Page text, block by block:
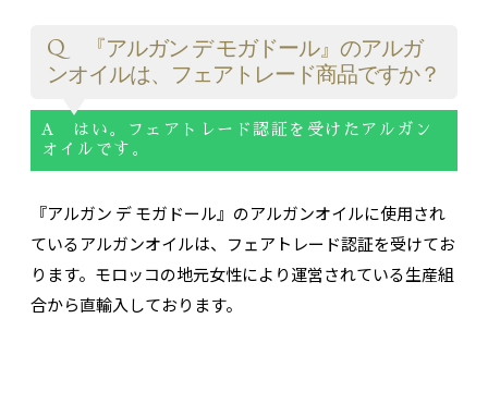
Q 『アルガン デ モガドール』のアルガ
ンオイルは、フェアトレード商品ですか？
A はい。フェアトレード認証を受けたアルガン
オイルです。
『アルガン デ モガドール』のアルガンオイルに使用され
ているアルガンオイルは、フェアトレード認証を受けてお
ります。モロッコの地元女性により運営されている生産組
合から直輸入しております。